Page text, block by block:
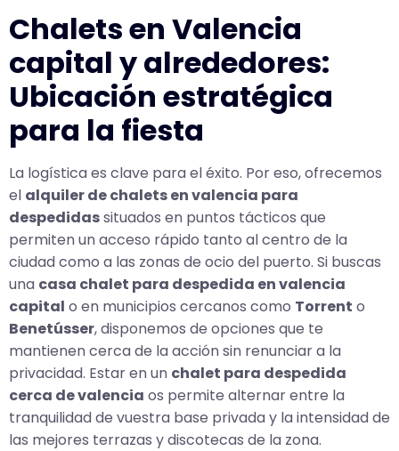
Chalets en Valencia
capital y alrededores:
Ubicación estratégica
para la fiesta
La logística es clave para el éxito. Por eso, ofrecemos
el alquiler de chalets en valencia para
despedidassituados en puntos tácticos que
permiten un acceso rápido tanto al centro de la
ciudad como a las zonas de ocio del puerto. Si buscas
una casa chalet para despedida en valencia
capital o en municipios cercanos como Torrent o
Benetússer, disponemos de opciones que te
mantienen cerca de la acción sin renunciar a la
privacidad. Estar en un chalet para despedida
cerca de valencia os permite alternar entre la
tranquilidad de vuestra base privada y la intensidad de
las mejores terrazas y discotecas de la zona.